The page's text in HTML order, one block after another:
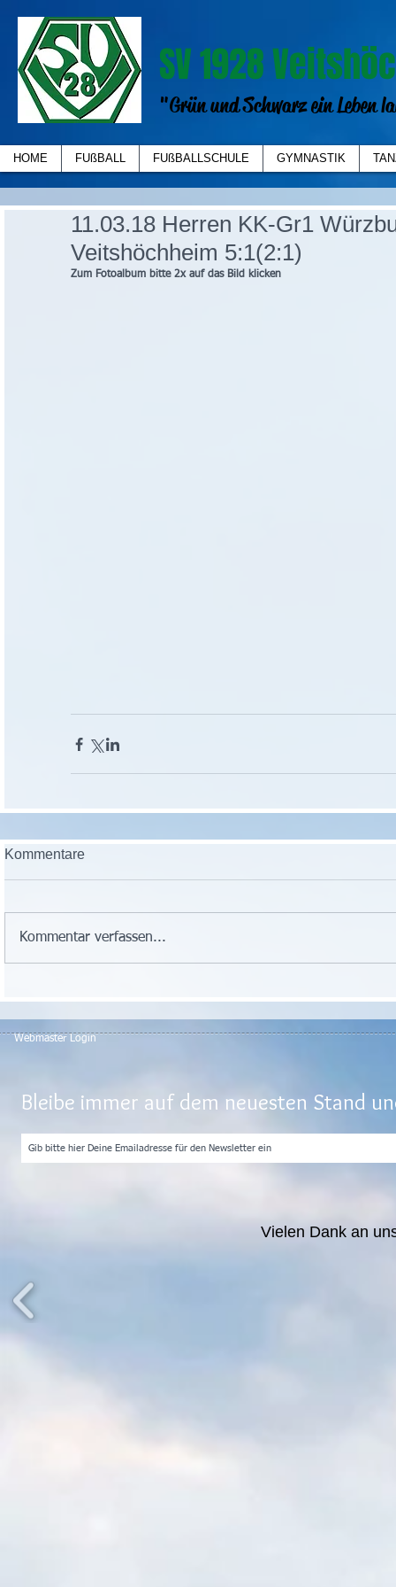
SV 1928
"Grün und Schwarz ein Leben
HOME FUßBALL FUßBALLSCHULE GYMNASTIK
11.03.18 Herren KK-Gr1
Veitshöchheim 5:1(2:1)
Zum Fotoalbum bitte 2x auf das Bild klicken
Kommentare
Kommentar verfassen...
Webmaster Login
Bleibe immer auf dem neuesten Stand
Vielen Dank an